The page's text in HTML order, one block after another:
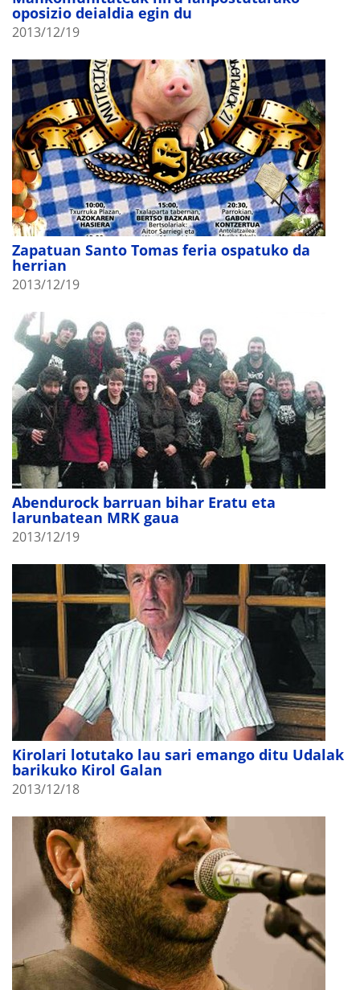
oposizio deialdia egin du
2013/12/19
Zapatuan Santo Tomas feria ospatuko da
herrian
2013/12/19
Abendurock barruan bihar Eratu eta
larunbatean MRK gaua
2013/12/19
Kirolari lotutako lau sari emango ditu Udalak
barikuko Kirol Galan
2013/12/18